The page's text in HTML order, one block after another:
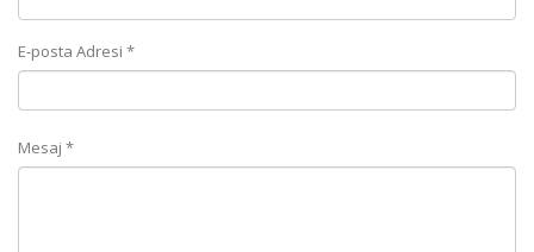
E-posta Adresi *
Mesaj *